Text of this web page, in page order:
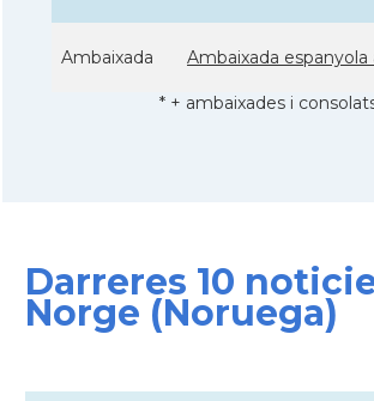
Ambaixada Ambaixada
* + ambaixades i
Darreres 10
Norge (Noruega)